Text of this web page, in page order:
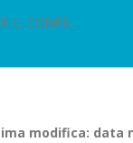
IL CONFE...
modifica: data